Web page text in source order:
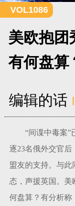
科技
图片
旅游
富媒体
新华电视中文
VOL1086
美欧抱团
有何盘算
编辑的话
“间谍中毒案”
逐23名俄外交官
盟友的支持。与此
态，声援英国。美
何盘算？有分析称